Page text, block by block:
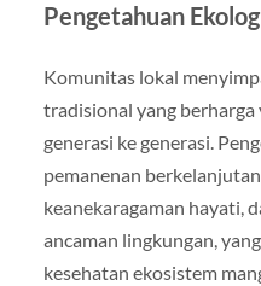
Pengetahuan
Komunitas lokal
tradisional yang
generasi ke generasi.
pemanenan
keanekaragaman hayati,
ancaman lingkungan,
kesehatan ekosistem